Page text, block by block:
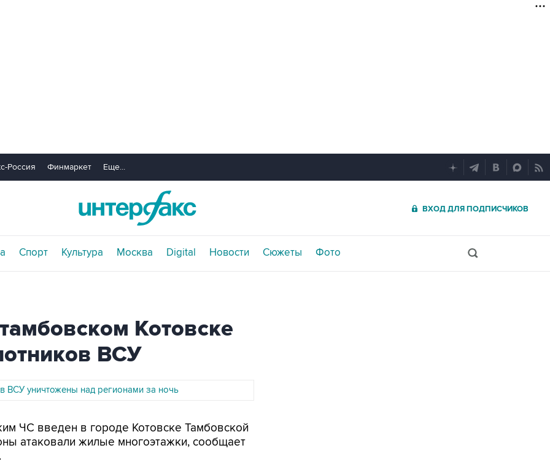
Россия Финмаркет Еще...
ВХОД ДЛЯ ПОДПИСЧИКОВ
Спорт Культура Москва Digital Новости Сюжеты Фото
Котовске
ВСУ
ВСУ уничтожены над регионами за ночь
ЧС введен в городе Котовске Тамбовской
атаковали жилые многоэтажки, сообщает